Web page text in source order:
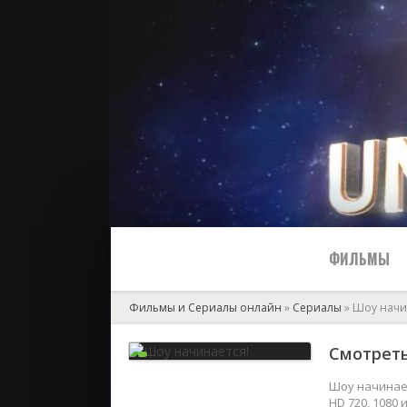
ФИЛЬМЫ
2024
Фильмы и Сериалы онлайн » Сериалы » Шоу
Шоу
HD 720,